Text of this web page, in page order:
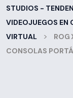
STUDIOS -
VIDEOJUEGOS EN
VIRTUAL
>
ROG
CONSOLAS